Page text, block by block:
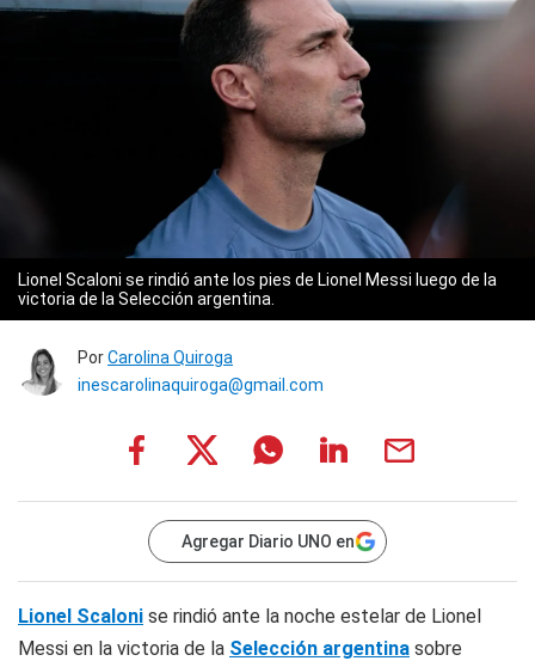
Lionel Scaloni se rindió ante los pies de Lionel Messi luego de la
victoria de la Selección argentina.
PorCarolina Quiroga
inescarolinaquiroga@gmail.com
Agregar Diario UNO en
Lionel Scaloni se rindió ante la noche estelar de Lionel
Messi en la victoria de la Selección argentina sobre